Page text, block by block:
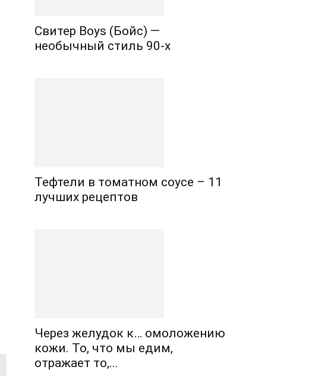
Свитер Boys (Бойс) —
необычный стиль 90-х
Тефтели в томатном соусе – 11
лучших рецептов
Через желудок к… омоложению
кожи. То, что мы едим,
отражает то,...